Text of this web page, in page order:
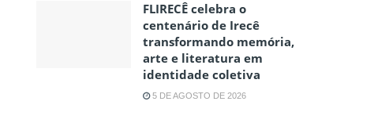
FLIRECÊ celebra o
centenário de Irecê
transformando memória,
arte e literatura em
identidade coletiva
5 DE AGOSTO DE 2026